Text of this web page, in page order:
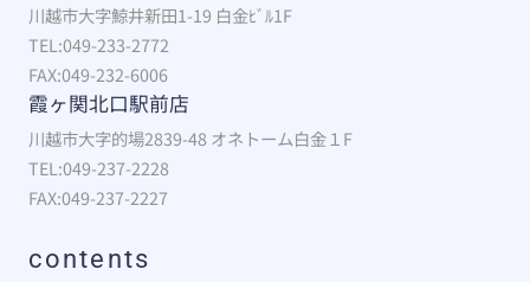
川越市大字鯨井新田1-19 白金ﾋﾞﾙ1F
TEL:049-233-2772
FAX:049-232-6006
霞ヶ関北口駅前店
川越市大字的場2839-48 オネトーム白金１F
TEL:049-237-2228
FAX:049-237-2227
contents